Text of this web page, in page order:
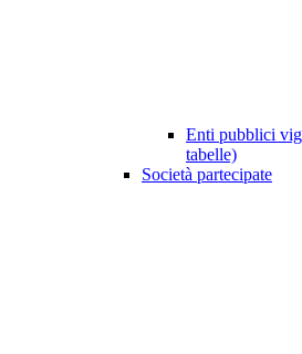
Enti pubblici
tabelle)
Società partecipate